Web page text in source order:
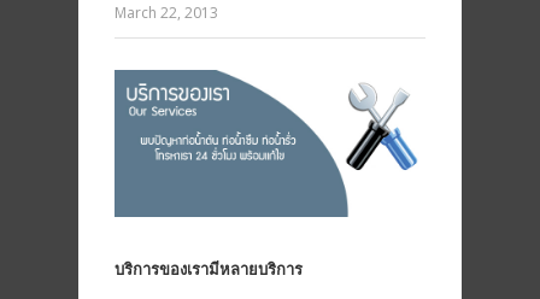
March 22, 2013
บริการของเรามีหลายบริการ